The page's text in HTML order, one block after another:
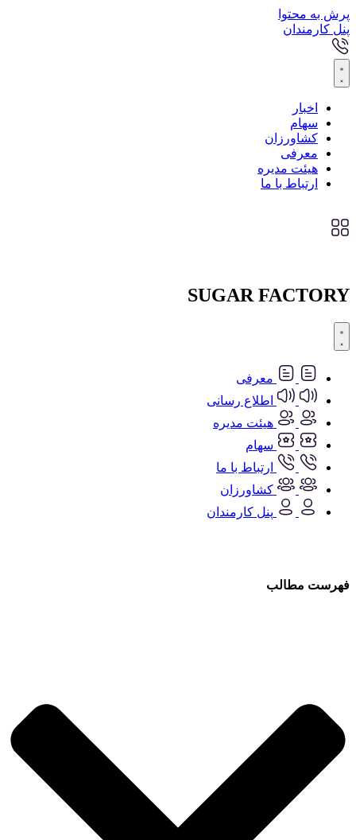
پرش به محتوا
پنل کارمندان
اخبار
سهام
کشاورزان
معرفی
هیئت مدیره
ارتباط با ما
SUGAR FACTORY
معرفی
اطلاع رسانی
هیئت مدیره
سهام
ارتباط با ما
کشاورزان
پنل کارمندان
فهرست مطالب